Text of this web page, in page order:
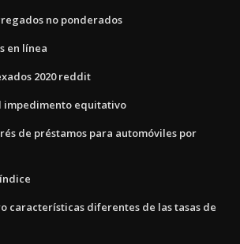
no ponderados
en línea
2020 reddit
impedimento equitativo
de préstamos para automóviles por
características diferentes de las tasas de